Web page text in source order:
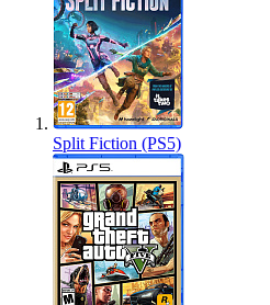
Split Fiction (PS5)